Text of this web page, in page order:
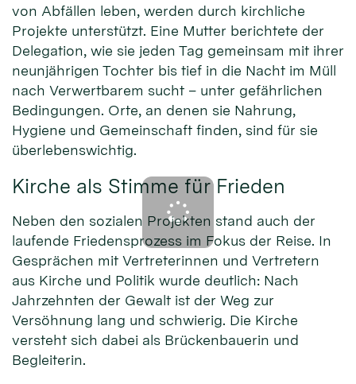
von Abfällen leben, werden durch kirchliche
Projekte unterstützt. Eine Mutter berichtete der
Delegation, wie sie jeden Tag gemeinsam mit ihrer
neunjährigen Tochter bis tief in die Nacht im Müll
nach Verwertbarem sucht – unter gefährlichen
Bedingungen. Orte, an denen sie Nahrung,
Hygiene und Gemeinschaft finden, sind für sie
überlebenswichtig.
Kirche als Stimme für Frieden
Neben den sozialen Projekten stand auch der
laufende Friedensprozess im Fokus der Reise. In
Gesprächen mit Vertreterinnen und Vertretern
aus Kirche und Politik wurde deutlich: Nach
Jahrzehnten der Gewalt ist der Weg zur
Versöhnung lang und schwierig. Die Kirche
versteht sich dabei als Brückenbauerin und
Begleiterin.